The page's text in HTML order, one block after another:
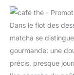
Dans le flot des
matcha se
gourmande: une
précis, presque